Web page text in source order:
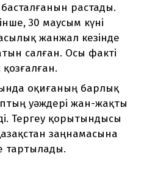
растады.
30 маусым күні
жанжал кезінде
салған. Осы факті
оқиғаның барлық
уәждері жан-жақты
Тергеу қорытындысы
заңнамасына
тартылады.